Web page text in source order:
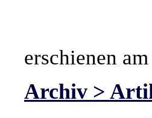
erschienen
Archiv >